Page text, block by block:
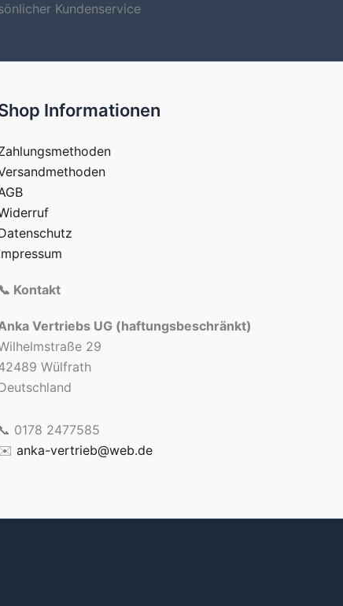
Kundenservice
Informationen
📞 Kontakt
Vertriebs UG (haftungsbeschränkt)
29
Wülfrath
📞 0178 2477585
anka-vertrieb@web.de